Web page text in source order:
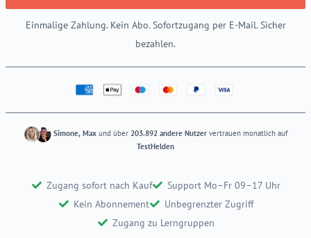
Einmalige Zahlung. Kein Abo. Sofortzugang per E-Mail. Sicher
bezahlen.
Simone, Maxund über 203.892 andere Nutzervertrauen monatlich auf
TestHelden
Zugang sofort nach Kauf
Support Mo–Fr 09–17 Uhr
Kein Abonnement
Unbegrenzter Zugriff
Zugang zu Lerngruppen